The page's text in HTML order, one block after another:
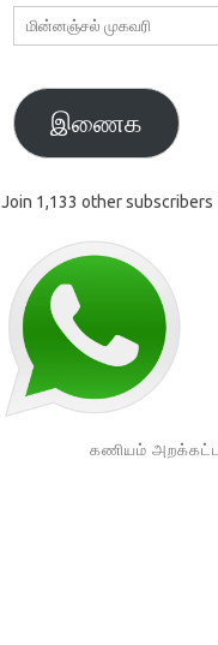
மின்னஞ்சல்
முகவரி
இணைக
Join 1,133 other subscribers
கணியம்